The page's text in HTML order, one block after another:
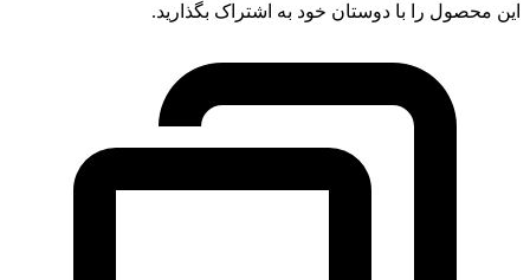
این محصول را با دوستان خود به اشتراک بگذارید.